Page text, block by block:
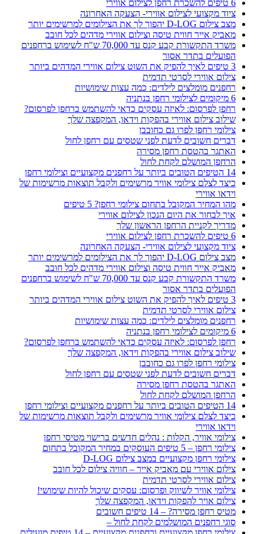
6 טיפים להשכרת רחפן לצילום אווירי
ציוד מקצועי לצילום אווירי- הצעקה האחרונה
מצב צילום D-LOG יהפוך לך את הצילומים למרשימים יותר
מאביק אייר חווית טיסה וצילום אווירי מדהים לכל חובב
משרד התקשורת קבע קנס עד 70,000 ש"ח לשימוש ברחפנים
הפועלים בתדר אסור
3 טיפים לאיך להפיק את השוט צילום אווירי המדהים ביותר
צילום אווירי לסרטי תדמית
רחפנים מומלצים לילדים: כמה עצות שימושיות
6 מיקומים לצילומי רחפן בנתניה
רחפן לפרסום: לאיזה עסקים כדאי להשתמש ברחפן לפרסום?
שילוב צילום אווירי בהפקות וידאו, המקפצה שלך
צילומי רחפן לפרו גם כחובבן
דברים חשובים לדעת לפני שטסים עם רחפן לחול
האתגר בהטסת רחפן מסירה
הרחפן המושלם לקחת לחול
14 הטיפים הטובים ביותר על רחפנים מקצועיים וצילומי רחפן
כיצד לצלם צילומי אוויר מרשימים ולקבל תוצאות מרשימות של
וידאו אווירי
מהו המחיר המקובל בתחום צילומי רחפן? 5 טיפים
איך לבחור את היום הנכון לצילום אווירי
מדריך לקניית הרחפן הראשון שלך
6 טיפים להשכרת רחפן לצילום אווירי
ציוד מקצועי לצילום אווירי- הצעקה האחרונה
מצב צילום D-LOG יהפוך לך את הצילומים למרשימים יותר
מאביק אייר חווית טיסה וצילום אווירי מדהים לכל חובב
משרד התקשורת קבע קנס עד 70,000 ש"ח לשימוש ברחפנים
הפועלים בתדר אסור
3 טיפים לאיך להפיק את השוט צילום אווירי המדהים ביותר
צילום אווירי לסרטי תדמית
רחפנים מומלצים לילדים: כמה עצות שימושיות
6 מיקומים לצילומי רחפן בנתניה
רחפן לפרסום: לאיזה עסקים כדאי להשתמש ברחפן לפרסום?
שילוב צילום אווירי בהפקות וידאו, המקפצה שלך
צילומי רחפן לפרו גם כחובבן
דברים חשובים לדעת לפני שטסים עם רחפן לחול
האתגר בהטסת רחפן מסירה
הרחפן המושלם לקחת לחול
14 הטיפים הטובים ביותר על רחפנים מקצועיים וצילומי רחפן
כיצד לצלם צילומי אוויר מרשימים ולקבל תוצאות מרשימות של
וידאו אווירי
צילומי אוויר, הקלות : נהלים חדשים ברישוי מטיסי רחפן
צילומי רחפן – 5 טיפים העוסקים במחיר המקובל בתחום
צילומי רחפן מקצועיים במצב צילום D-LOG
צילום אווירי עם מאביק אייר – חוויה צילום לכל חובב
צילום אווירי לסרטי תדמית
צילומי אוויר לשיווק ופרסום: עסקים שיכול להיות שימושי!
צילום אויר להפקות וידאו, המקפצה שלך
מטיס רחפן מסירה? – 14 טיפים חשובים
סוגי רחפנים המושלמים לקחת לחול –